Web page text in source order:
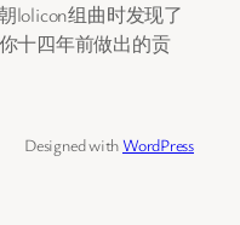
lolicon组曲时发现了
十四年前做出的贡
Designed withWordPress